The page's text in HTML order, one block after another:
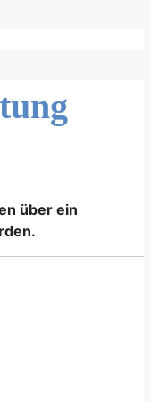
über ein